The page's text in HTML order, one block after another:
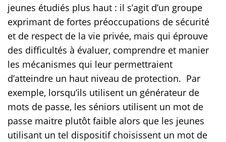
jeunes étudiés plus haut : il s’agit d’un groupe
exprimant de fortes préoccupations de sécurité
et de respect de la vie privée, mais qui éprouve
des difficultés à évaluer, comprendre et manier
les mécanismes qui leur permettraient
d’atteindre un haut niveau de protection. Par
exemple, lorsqu’ils utilisent un générateur de
mots de passe, les séniors utilisent un mot de
passe maitre plutôt faible alors que les jeunes
utilisant un tel dispositif choisissent un mot de